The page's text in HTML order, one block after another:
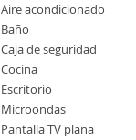
Aire acondicionado
Baño
Caja de seguridad
Cocina
Escritorio
Microondas
Pantalla TV plana